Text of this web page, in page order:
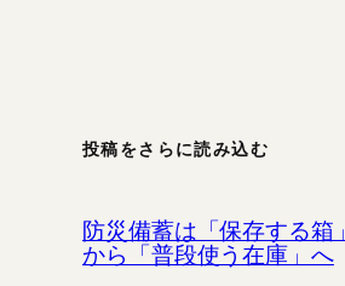
投稿をさらに読み込む
防災備蓄は「保存する箱」
から「普段使う在庫」へ